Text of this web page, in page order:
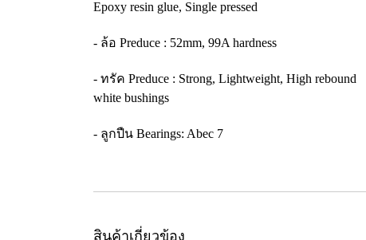
Epoxy resin glue, Single pressed
- ล้อ Preduce : 52mm, 99A hardness
- ทรัค Preduce : Strong, Lightweight, High rebound
white bushings
- ลูกปืน Bearings: Abec 7
สินค้าเกี่ยวข้อง